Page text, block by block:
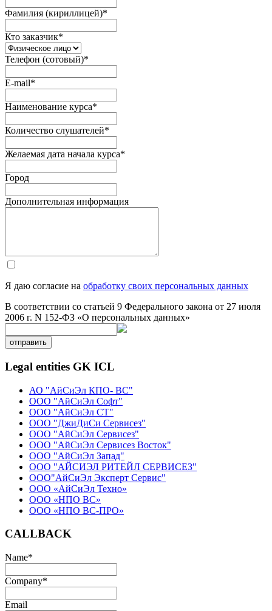
Фамилия (кириллицей)*
Кто заказчик*
Телефон (сотовый)*
E-mail*
Наименование курса*
Количество слушателей*
Желаемая дата начала курса*
Город
Дополнительная информация
Я даю согласие на обработку своих персональных данных
В соответствии со статьей 9 Федерального закона от 27 июля
2006 г. N 152-ФЗ «О персональных данных»
отправить
Legal entities GK ICL
АО "АйСиЭл КПО- ВС"
ООО "АйСиЭл Софт"
ООО "АйСиЭл СТ"
ООО "ДжиДиСи Сервисез"
ООО "АйСиЭл Сервисез"
ООО "АйСиЭл Сервисез Восток"
ООО "АйСиЭл Запад"
ООО "АЙСИЭЛ РИТЕЙЛ СЕРВИСЕЗ"
ООО"АйСиЭл Эксперт Сервис"
ООО «АйСиЭл Техно»
ООО «НПО ВС»
ООО «НПО ВС-ПРО»
CALLBACK
Name*
Company*
Email